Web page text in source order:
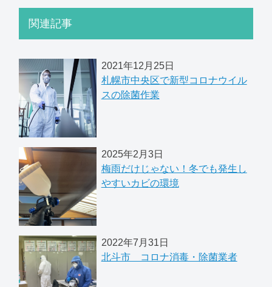
関連記事
2021年12月25日
札幌市中央区で新型コロナウイル
スの除菌作業
2025年2月3日
梅雨だけじゃない！冬でも発生し
やすいカビの環境
2022年7月31日
北斗市 コロナ消毒・除菌業者